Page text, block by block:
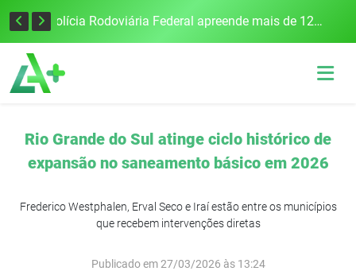
Tecnologia inovadora desenvolvida na UFSM/FW utiliza drones e IA para monitorar a qualidade da água Polícia Rodoviária Federal apreende mais de 120 quilos de maconha na BR-386, em Frederico Westphalen
Rio Grande do Sul atinge ciclo histórico de
expansão no saneamento básico em 2026
Frederico Westphalen, Erval Seco e Iraí estão entre os municípios
que recebem intervenções diretas
Publicado em 27/03/2026 às 13:24